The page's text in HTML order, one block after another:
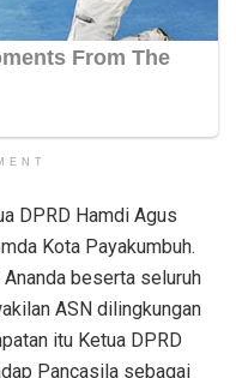
DPRD Hamdi Agus
Kota Payakumbuh.
beserta seluruh
ASN dilingkungan
itu Ketua DPRD
Pancasila sebagai